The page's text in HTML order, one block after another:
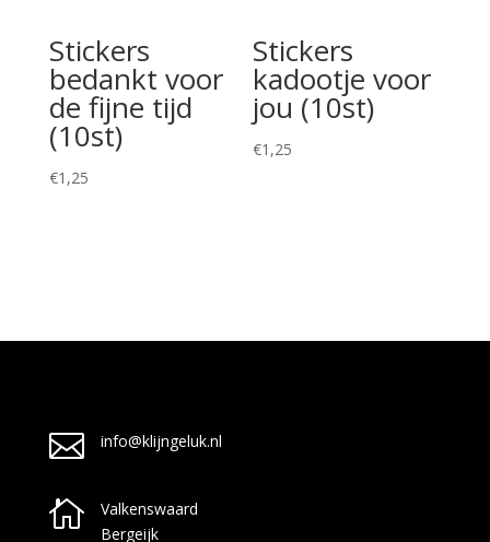
Stickers
bedankt voor
de fijne tijd
(10st)
€1,25
Stickers
kadootje voor
jou (10st)
€1,25
 info@klijngeluk.nl

Valkenswaard
Bergeijk